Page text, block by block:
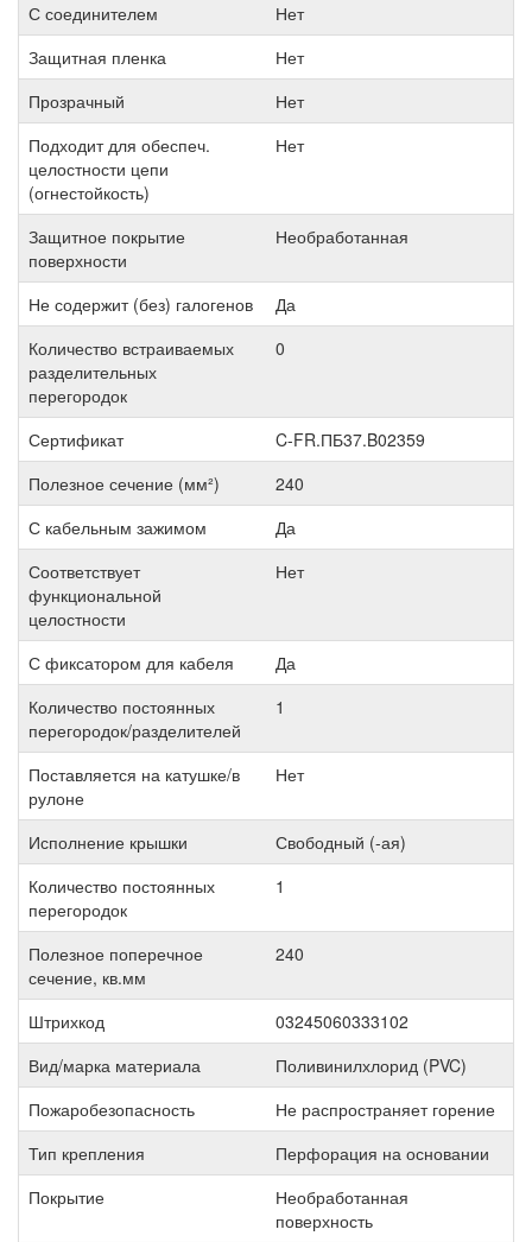
С соединителем
Нет
Защитная пленка
Нет
Прозрачный
Нет
Подходит для обеспеч.
целостности цепи
(огнестойкость)
Нет
Защитное покрытие
поверхности
Необработанная
Не содержит (без) галогенов
Да
Количество встраиваемых
разделительных
перегородок
0
Сертификат
C-FR.ПБ37.B02359
Полезное сечение (мм²)
240
С кабельным зажимом
Да
Соответствует
функциональной
целостности
Нет
С фиксатором для кабеля
Да
Количество постоянных
перегородок/разделителей
1
Поставляется на катушке/в
рулоне
Нет
Исполнение крышки
Свободный (-ая)
Количество постоянных
перегородок
1
Полезное поперечное
сечение, кв.мм
240
Штрихкод
03245060333102
Вид/марка материала
Поливинилхлорид (PVC)
Пожаробезопасность
Не распространяет горение
Тип крепления
Перфорация на основании
Покрытие
Необработанная
поверхность